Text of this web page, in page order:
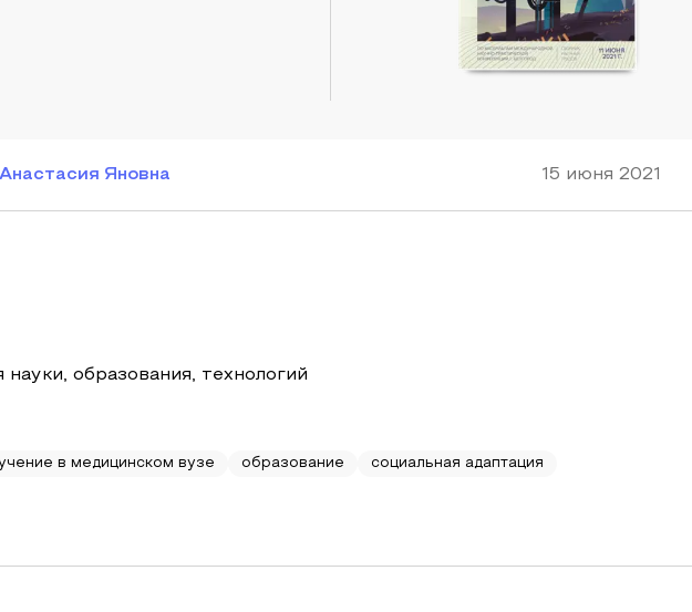
Яновна 15 июня 2021
образования, технологий
в медицинском вузе образование социальная адаптация